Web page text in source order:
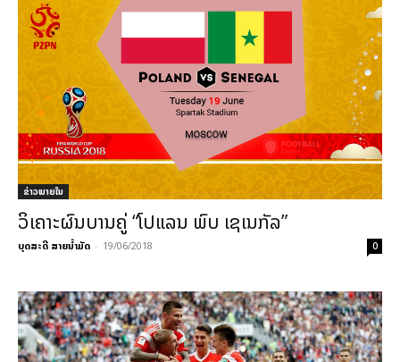
ຂ່າວພາຍ​ໃນ
ວິເຄາະຜົນບານຄູ່ “ໂປແລນ ພົບ ເຊເນກັລ”
ບຸດສະດີ ສາຍນ້ຳມັດ - 19/06/2018 0